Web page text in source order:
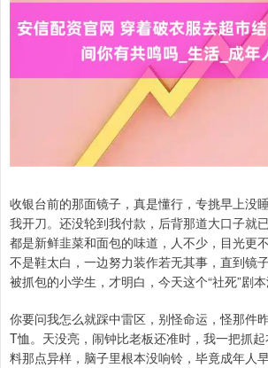
收银台前的那面镜子，真是懂行，专挑早上没
我开刀。还没轮到我付款，后背那道大口子就
都是新鲜韭菜和面包的味道，人不少，目光更
不是鞋太白，一边努力装作若无其事，直到镜
被抓包的小学生，才明白，今天这个“社死”剧本
你要问我怎么就踩中雷区，别怪命运，怪那件
T恤。天没亮，闹钟比老板还准时，我一把抓
料那点异样，脑子里根本没响铃，毕竟成年人